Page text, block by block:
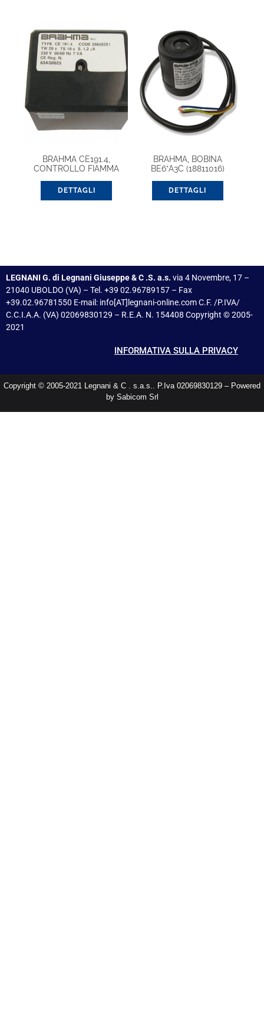
BRAHMA CE191.4,
CONTROLLO FIAMMA
DETTAGLI
BRAHMA, BOBINA
BE6*A3C (18811016)
DETTAGLI
LEGNANI G. di Legnani Giuseppe & C .S. a.s. via 4 Novembre, 17 –
21040 UBOLDO (VA) – Tel. +39 02.96789157 – Fax
+39.02.96781550 E-mail: info[AT]legnani-online.com C.F. /P.IVA/
C.C.I.A.A. (VA) 02069830129 – R.E.A. N. 154408 Copyright © 2005-
2021
INFORMATIVA SULLA PRIVACY
Copyright © 2005-2021 Legnani & C . s.a.s.. P.Iva 02069830129 – Powered
by Sabicom Srl